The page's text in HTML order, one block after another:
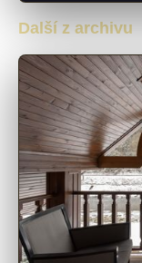
Další z archivu